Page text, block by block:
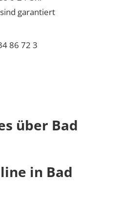
garantiert
86 72 3
über Bad
in Bad